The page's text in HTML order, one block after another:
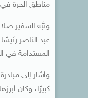
مناطق الحرة في
ونبَّه السفير
عبد الناصر
المستدامة في
وأشار إلى